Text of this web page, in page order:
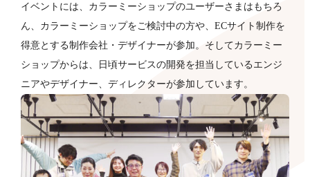
イベントには、カラーミーショップのユーザーさまはもちろ
ん、カラーミーショップをご検討中の方や、ECサイト制作を
得意とする制作会社・デザイナーが​参加。そしてカラーミー
ショップからは、日頃サービスの開発を担当しているエンジ
ニアやデザイナー、ディレクターが参加していま​す。